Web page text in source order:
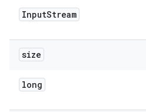
InputStream
size
long